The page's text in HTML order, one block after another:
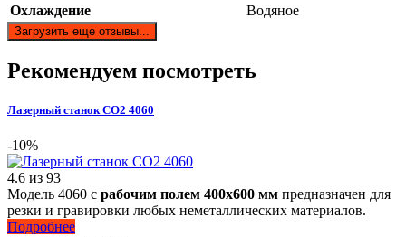
Охлаждение
Водяное
Загрузить еще отзывы...
Рекомендуем посмотреть
Лазерный станок СО2 4060
-10%
4.6 из 93
Модель 4060 с рабочим полем 400х600 мм предназначен для
резки и гравировки любых неметаллических материалов.
Подробнее